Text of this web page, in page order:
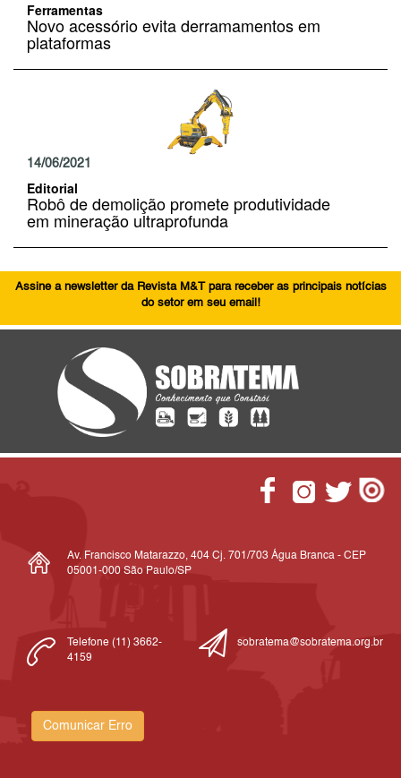
Ferramentas
Novo acessório evita derramamentos em
plataformas
14/06/2021
Editorial
Robô de demolição promete produtividade
em mineração ultraprofunda
Assine a newsletter da Revista M&T para receber as principais notícias
do setor em seu email!
Av. Francisco Matarazzo, 404 Cj. 701/703 Água Branca - CEP
05001-000 São Paulo/SP
Telefone (11) 3662-
4159
sobratema@sobratema.org.br
Comunicar Erro